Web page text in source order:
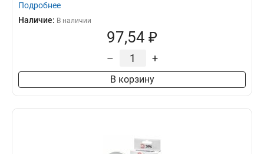
Подробнее
Наличие: В наличии
97,54 ₽
– +
В корзину